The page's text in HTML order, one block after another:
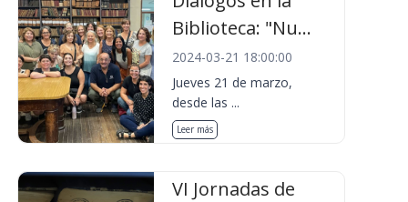
Biblioteca: "Nu...
2024-03-21 18:00:00
Jueves 21 de marzo,
desde las ...
Leer más
VI Jornadas de